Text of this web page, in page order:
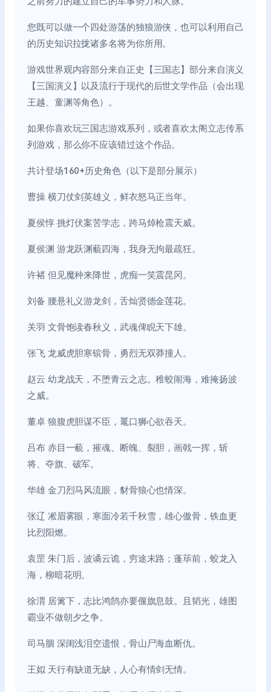
您既可以做一个四处游荡的独狼游侠，也可以利用自己
的历史知识拉拢诸多名将为你所用。
游戏世界观内容部分来自正史【三国志】部分来自演义
【三国演义】以及流行于现代的后世文学作品（会出现
王越、童渊等角色）。
如果你喜欢玩三国志游戏系列，或者喜欢太阁立志传系
列游戏，那么你不应该错过这个作品。
共计登场160+历史角色（以下是部分展示）
曹操 横刀仗剑英雄义，鲜衣怒马正当年。
夏侯惇 挑灯伏案苦学志，跨马焯枪震天威。
夏侯渊 游龙跃渊藐四海，我身无拘最疏狂。
许褚 但见魔种来降世，虎痴一笑震昆冈。
刘备 腰悬礼义游龙剑，舌灿贤德金莲花。
关羽 文骨饱读春秋义，武魂俾睨天下雄。
张飞 龙威虎胆寒镔骨，勇烈无双莽撞人。
赵云 幼龙战天，不堕青云之志。稚蛟闹海，难掩扬波
之威。
董卓 狼腹虎胆谋不臣，鼍口狮心欲吞天。
吕布 赤目一藐，摧魂、断魄、裂胆，画戟一挥，斩
将、夺旗、破军。
华雄 金刀烈马风流眼，豺骨狼心也情深。
张辽 凇眉雾眼，寒面冷若千秋雪，雄心傲骨，铁血更
比烈阳燃。
袁罡 朱门后，波谲云诡，穷途末路；蓬荜前，蛟龙入
海，柳暗花明。
徐渭 居篱下，志比鸿鹄亦要偃旗息鼓。且韬光，雄图
霸业不做朝夕之争。
司马胭 深闺浅泪空遗恨，骨山尸海血断仇。
王姒 天行有缺道无缺，人心有情剑无情。